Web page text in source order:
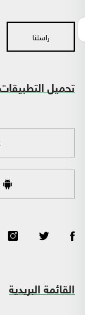
راسلنا
تحميل التطبيقات
القائمة البريدية